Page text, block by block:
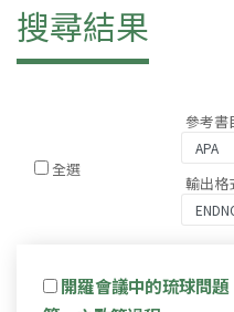
搜尋結果
全選
參考書
輸出格
開羅會議中的琉球問